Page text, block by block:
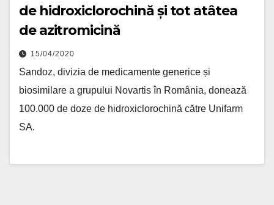
de hidroxiclorochină și tot atâtea
de azitromicină
15/04/2020
Sandoz, divizia de medicamente generice și
biosimilare a grupului Novartis în România, donează
100.000 de doze de hidroxiclorochină către Unifarm
SA.